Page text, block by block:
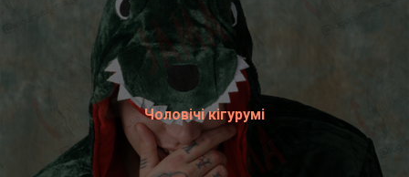
Чоловічі кігурумі